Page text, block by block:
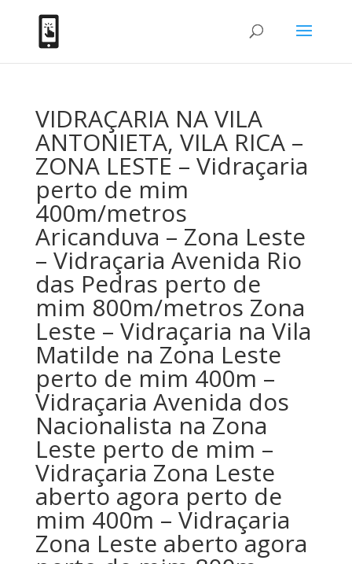
VIDRAÇARIA NA VILA
ANTONIETA, VILA RICA –
ZONA LESTE – Vidraçaria
perto de mim
400m/metros
Aricanduva – Zona Leste
– Vidraçaria Avenida Rio
das Pedras perto de
mim 800m/metros Zona
Leste – Vidraçaria na Vila
Matilde na Zona Leste
perto de mim 400m –
Vidraçaria Avenida dos
Nacionalista na Zona
Leste perto de mim –
Vidraçaria Zona Leste
aberto agora perto de
mim 400m – Vidraçaria
Zona Leste aberto agora